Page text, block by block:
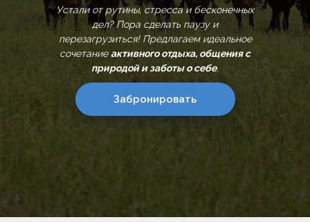
Устали от рутины, стресса и бесконечных
дел? Пора сделать паузу и
перезагрузиться! Предлагаем идеальное
сочетаниеактивного отдыха, общения с
природой и заботы о себе.
Забронировать